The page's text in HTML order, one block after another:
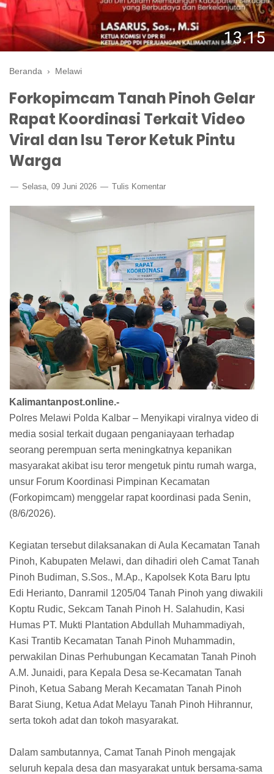
Beranda › Melawi
Forkopimcam Tanah Pinoh Gelar
Rapat Koordinasi Terkait Video
Viral dan Isu Teror Ketuk Pintu
Warga
Selasa, 09 Juni 2026 Tulis Komentar
Kalimantanpost.online.-
Polres Melawi Polda Kalbar – Menyikapi viralnya video di
media sosial terkait dugaan penganiayaan terhadap
seorang perempuan serta meningkatnya kepanikan
masyarakat akibat isu teror mengetuk pintu rumah warga,
unsur Forum Koordinasi Pimpinan Kecamatan
(Forkopimcam) menggelar rapat koordinasi pada Senin,
(8/6/2026).
Kegiatan tersebut dilaksanakan di Aula Kecamatan Tanah
Pinoh, Kabupaten Melawi, dan dihadiri oleh Camat Tanah
Pinoh Budiman, S.Sos., M.Ap., Kapolsek Kota Baru Iptu
Edi Herianto, Danramil 1205/04 Tanah Pinoh yang diwakili
Koptu Rudic, Sekcam Tanah Pinoh H. Salahudin, Kasi
Humas PT. Mukti Plantation Abdullah Muhammadiyah,
Kasi Trantib Kecamatan Tanah Pinoh Muhammadin,
perwakilan Dinas Perhubungan Kecamatan Tanah Pinoh
A.M. Junaidi, para Kepala Desa se-Kecamatan Tanah
Pinoh, Ketua Sabang Merah Kecamatan Tanah Pinoh
Barat Siung, Ketua Adat Melayu Tanah Pinoh Hihrannur,
serta tokoh adat dan tokoh masyarakat.
Dalam sambutannya, Camat Tanah Pinoh mengajak
seluruh kepala desa dan masyarakat untuk bersama-sama